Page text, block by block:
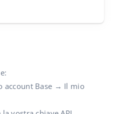
account Base → Il mio